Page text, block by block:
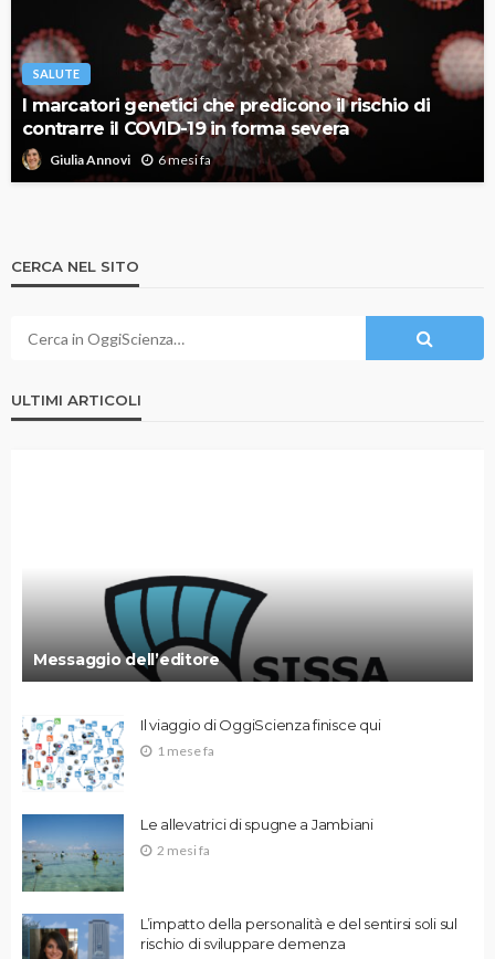
SALUTE
I marcatori genetici che predicono il rischio di
contrarre il COVID-19 in forma severa
Giulia Annovi 6 mesi fa
CERCA NEL SITO
ULTIMI ARTICOLI
Messaggio dell’editore
Il viaggio di OggiScienza finisce qui
1 mese fa
Le allevatrici di spugne a Jambiani
2 mesi fa
L’impatto della personalità e del sentirsi soli sul
rischio di sviluppare demenza